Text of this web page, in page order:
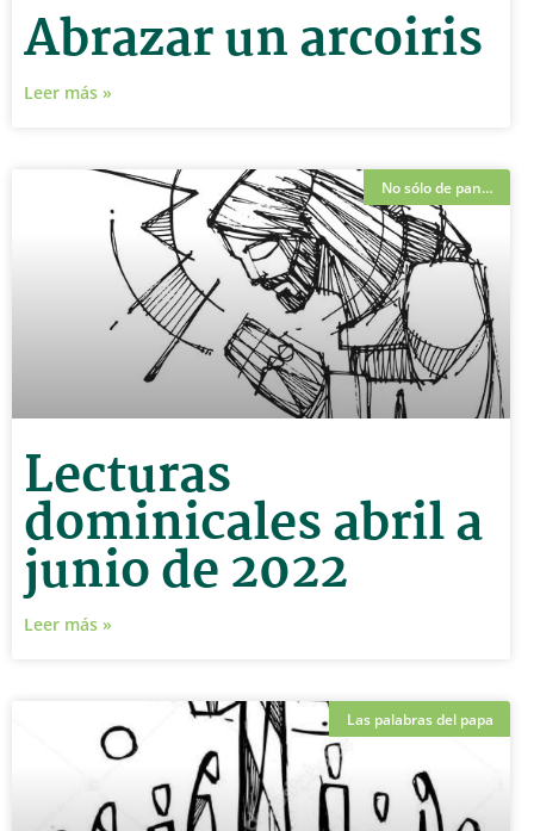
Abrazar un arcoiris
Leer más »
No sólo de pan…
Lecturas
dominicales abril a
junio de 2022
Leer más »
Las palabras del papa